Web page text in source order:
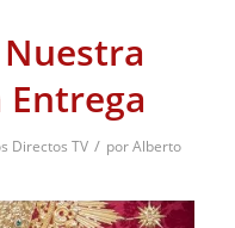
Entrega
Directos TV / porAlberto